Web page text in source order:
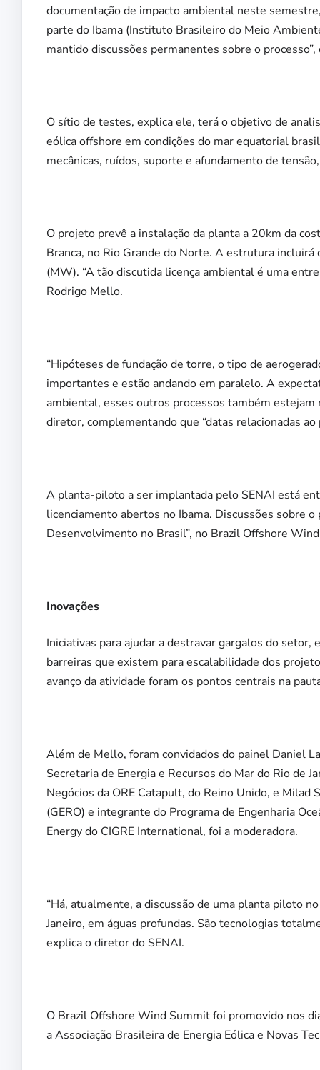
documentação de impacto ambiental neste
parte do Ibama (Instituto Brasileiro do Meio
mantido discussões permanentes sobre o
O sítio de testes, explica ele, terá o objetivo de
eólica offshore em condições do mar equatorial
mecânicas, ruídos, suporte e afundamento de
O projeto prevê a instalação da planta a 20km da
Branca, no Rio Grande do Norte. A estrutura
(MW). “A tão discutida licença ambiental é uma
Rodrigo Mello.
“Hipóteses de fundação de torre, o tipo de
importantes e estão andando em paralelo. A
ambiental, esses outros processos também estejam
diretor, complementando que “datas relacionadas
A planta-piloto a ser implantada pelo SENAI está
licenciamento abertos no Ibama. Discussões sobre
Desenvolvimento no Brasil”, no Brazil Offshore
Inovações
Iniciativas para ajudar a destravar gargalos do
barreiras que existem para escalabilidade dos
avanço da atividade foram os pontos centrais na
Além de Mello, foram convidados do painel Daniel
Secretaria de Energia e Recursos do Mar do Rio de
Negócios da ORE Catapult, do Reino Unido, e Milad
(GERO) e integrante do Programa de Engenharia
Energy do CIGRE International, foi a moderadora.
“Há, atualmente, a discussão de uma planta piloto
Janeiro, em águas profundas. São tecnologias
explica o diretor do SENAI.
O Brazil Offshore Wind Summit foi promovido nos
a Associação Brasileira de Energia Eólica e Novas